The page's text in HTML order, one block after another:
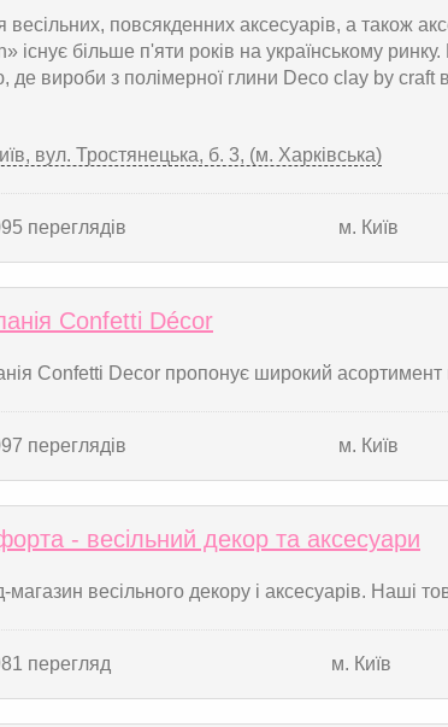
весільних, повсякденних аксесуарів, а також
існує більше п'яти років на українському
де вироби з полімерної глини Deco clay by craft
вул. Тростянецька, б. 3, (м. Харківська)
переглядів м. Київ
Confetti Décor
Confetti Decor пропонує широкий асортимент
переглядів м. Київ
- весільний декор та аксесуари
магазин весільного декору і аксесуарів. Наші
перегляд м. Київ